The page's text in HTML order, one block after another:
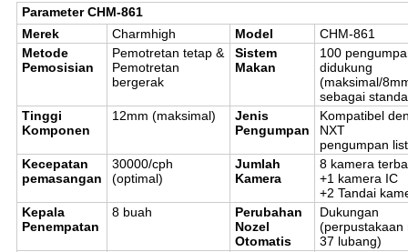
Parameter CHM-861
Merek
Charmhigh Model
CHM-861
Metode
Pemosisian
Pemotretan tetap &
Pemotretan
bergerak
Sistem
Makan
100
didukung
(maksimal/
sebagai
Tinggi
Komponen
12mm (maksimal)
Jenis
Pengumpan
Kompatibel
NXT
pengumpan
Kecepatan
pemasangan
30000/cph
(optimal)
Jumlah
Kamera
8 kamera
+1 kamera IC
+2 Tandai
Kepala
Penempatan
8 buah
Perubahan
Nozel
Otomatis
Dukungan
(perpustakaan
37 lubang)